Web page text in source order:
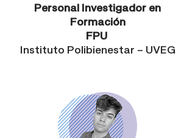
Personal Investigador en
Formación
FPU
Instituto Polibienestar – UVEG